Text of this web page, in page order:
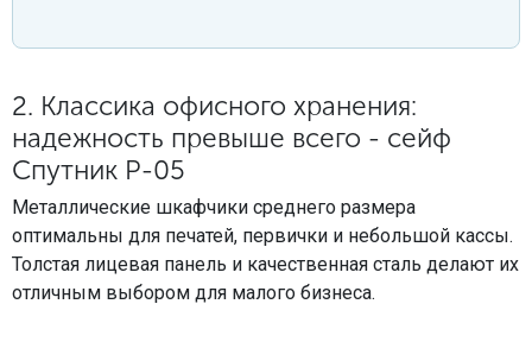
2. Классика офисного хранения:
надежность превыше всего - сейф
Спутник P-05
Металлические шкафчики среднего размера
оптимальны для печатей, первички и небольшой кассы.
Толстая лицевая панель и качественная сталь делают их
отличным выбором для малого бизнеса.